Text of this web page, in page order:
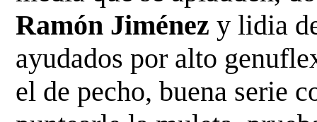
Ramón Jiménez y lidia
ayudados por alto
el de pecho, buena serie